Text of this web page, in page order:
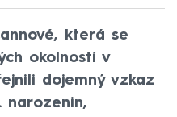
která se
okolností v
dojemný vzkaz
narozenin,